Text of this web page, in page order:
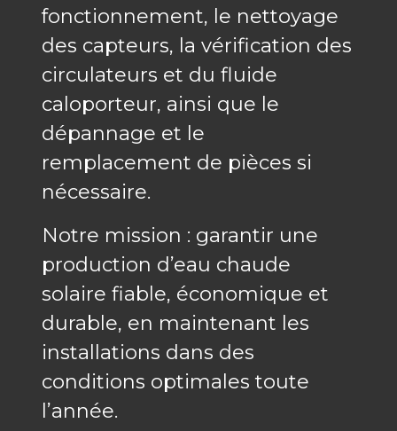
fonctionnement, le nettoyage
des capteurs, la vérification des
circulateurs et du fluide
caloporteur, ainsi que le
dépannage et le
remplacement de pièces si
nécessaire.
Notre mission : garantir une
production d’eau chaude
solaire fiable, économique et
durable, en maintenant les
installations dans des
conditions optimales toute
l’année.